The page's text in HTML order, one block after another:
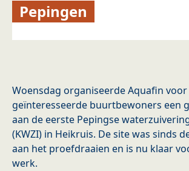
Pepingen
Woensdag organiseerde Aquafin voor
geïnteresseerde buurtbewoners een
aan de eerste Pepingse
(KWZI) in Heikruis. De site was sinds
aan het proefdraaien en is nu klaar
werk.